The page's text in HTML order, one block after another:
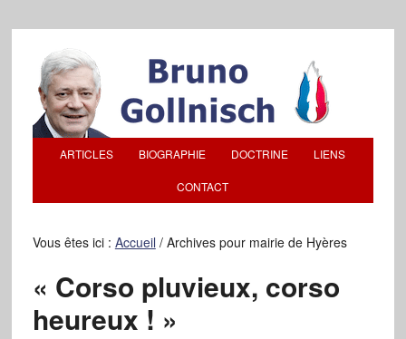
ARTICLES BIOGRAPHIE DOCTRINE LIENS
CONTACT
Vous êtes ici : Accueil /Archives pour mairie de Hyères
« Corso pluvieux, corso
heureux ! »